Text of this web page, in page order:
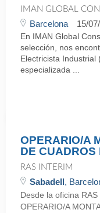
IMAN GLOBAL
Barcelona 15/
En IMAN Global
selección, nos
Electricista Industrial
especializada ...
OPERARIO/A
DE CUADROS
RAS INTERIM
Sabadell,
Desde la oficina
OPERARIO/A